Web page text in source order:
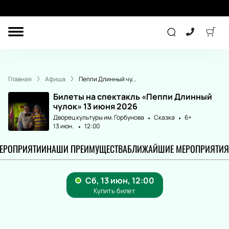
ТЕАТР
Главная Афиша Пеппи Длинный чу...
Билеты на спектакль «Пеппи Длинный
чулок» 13 июня 2026
Дворец культуры им. Горбунова Сказка
6+
13 июн.
12:00
НАШИ ПРЕИМУЩЕСТВАБЛИЖАЙШИЕ МЕРОПРИЯТИЯ